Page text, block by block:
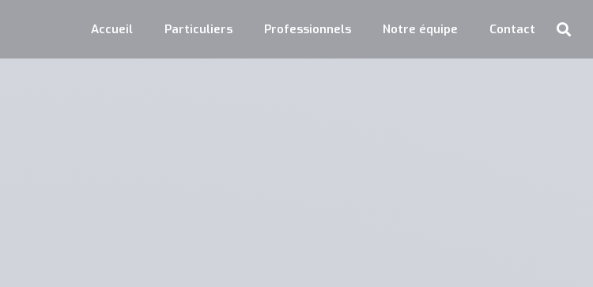
Accueil Particuliers Professionnels Notre équipe Contact